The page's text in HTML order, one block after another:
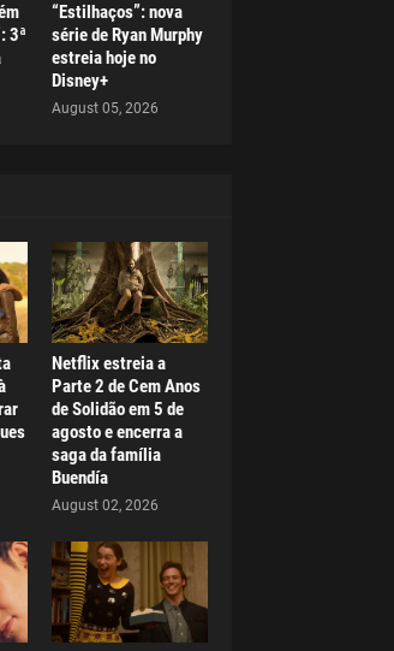
3ª
“Estilhaços”: nova
série de Ryan Murphy
estreia hoje no
Disney+
August 05, 2026
Netflix estreia a
Parte 2 de Cem Anos
de Solidão em 5 de
agosto e encerra a
saga da família
Buendía
August 02, 2026